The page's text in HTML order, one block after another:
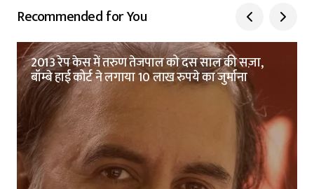
Recommended for You
2013 रेप केस में तरुण तेजपाल को दस साल की सज़ा,
बॉम्बे हाई कोर्ट ने लगाया 10 लाख रुपये का जुर्माना